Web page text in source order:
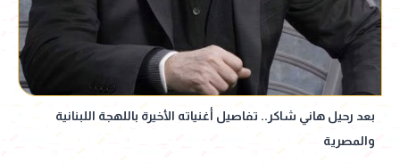
بعد رحيل هاني شاكر.. تفاصيل أغنياته الأخيرة باللهجة اللبنانية
والمصرية